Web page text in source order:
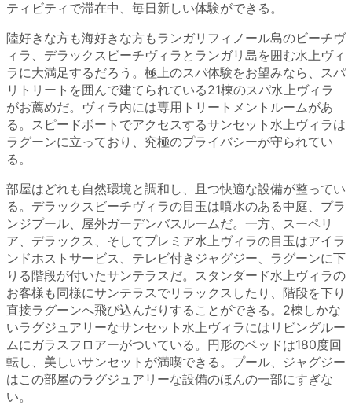
ティビティで滞在中、毎日新しい体験ができる。
陸好きな方も海好きな方もランガリフィノール島のビーチヴ
ィラ、デラックスビーチヴィラとランガリ島を囲む水上ヴィ
ラに大満足するだろう。極上のスパ体験をお望みなら、スパ
リトリートを囲んで建てられている21棟のスパ水上ヴィラ
がお薦めだ。ヴィラ内には専用トリートメントルームがあ
る。スピードボートでアクセスするサンセット水上ヴィラは
ラグーンに立っており、究極のプライバシーが守られてい
る。
部屋はどれも自然環境と調和し、且つ快適な設備が整ってい
る。デラックスビーチヴィラの目玉は噴水のある中庭、プラ
ンジプール、屋外ガーデンバスルームだ。一方、スーペリ
ア、デラックス、そしてプレミア水上ヴィラの目玉はアイラ
ンドホストサービス、テレビ付きジャグジー、ラグーンに下
りる階段が付いたサンテラスだ。スタンダード水上ヴィラの
お客様も同様にサンテラスでリラックスしたり、階段を下り
直接ラグーンへ飛び込んだりすることができる。2棟しかな
いラグジュアリーなサンセット水上ヴィラにはリビングルー
ムにガラスフロアーがついている。円形のベッドは180度回
転し、美しいサンセットが満喫できる。プール、ジャグジー
はこの部屋のラグジュアリーな設備のほんの一部にすぎな
い。